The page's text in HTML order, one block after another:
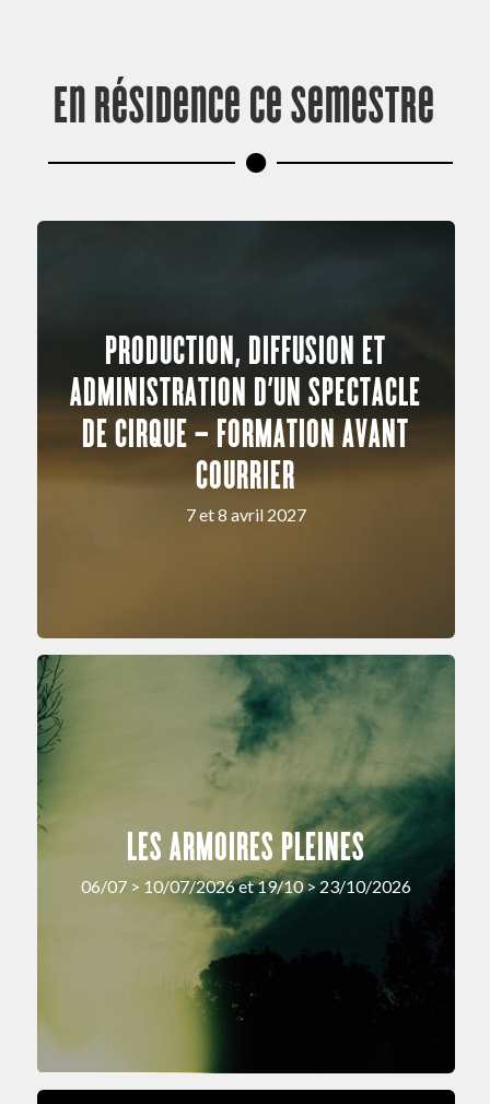
En résidence ce semestre
PRODUCTION, DIFFUSION ET
ADMINISTRATION D’UN SPECTACLE
DE CIRQUE – FORMATION AVANT
COURRIER
7 et 8 avril 2027
LES ARMOIRES PLEINES
06/07 > 10/07/2026 et 19/10 > 23/10/2026